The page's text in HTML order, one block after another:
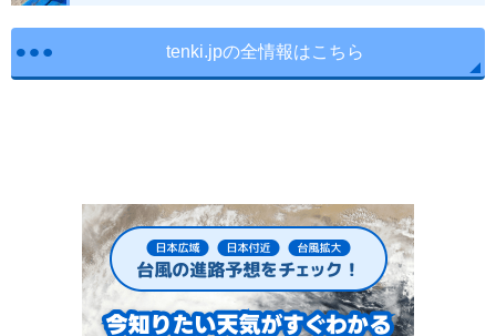
tenki.jpの全情報はこちら